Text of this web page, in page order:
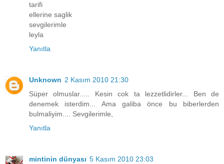
tarifi
ellerine saglik
sevgilerimle
leyla
Yanıtla
Unknown 2 Kasım 2010 21:30
Süper olmuslar..... Kesin cok ta lezzetlidirler... Ben de
denemek isterdim... Ama galiba önce bu biberlerden
bulmaliyim.... Sevgilerimle,
Yanıtla
mintinin dünyası 5 Kasım 2010 23:03